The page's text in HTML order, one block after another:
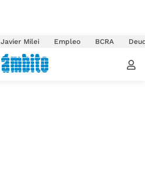
Javier Milei Empleo BCRA